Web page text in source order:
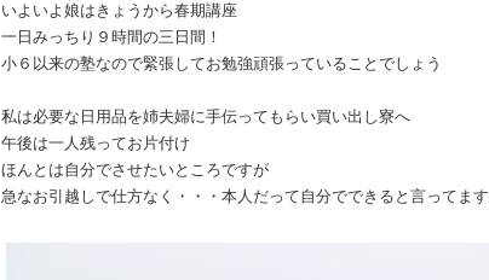
いよいよ娘はきょうから春期講座
一日みっちり９時間の三日間！
小６以来の塾なので緊張してお勉強頑張っていることでしょう
私は必要な日用品を姉夫婦に手伝ってもらい買い出し寮へ
午後は一人残ってお片付け
ほんとは自分でさせたいところですが
急なお引越しで仕方なく・・・本人だって自分でできると言ってま